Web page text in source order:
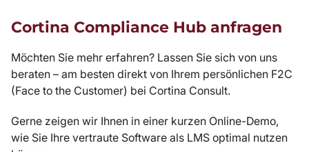
Cortina Compliance Hub anfragen
Möchten Sie mehr erfahren? Lassen Sie sich von uns
beraten – am besten direkt von Ihrem persönlichen F2C
(Face to the Customer) bei Cortina Consult.
Gerne zeigen wir Ihnen in einer kurzen Online-Demo,
wie Sie Ihre vertraute Software als LMS optimal nutzen